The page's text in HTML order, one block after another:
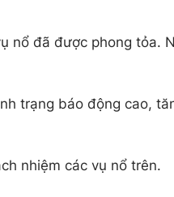
nổ đã được phong tỏa.
trạng báo động cao,
nhiệm các vụ nổ trên.